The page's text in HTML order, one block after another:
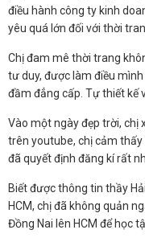
điều hành công ty kinh
yêu quá lớn đối với thời
Chị đam mê thời trang
tư duy, được làm điều
đầm đẳng cấp. Tự thiết kế
Vào một ngày đẹp trời, chị
trên youtube, chị cảm
đã quyết định đăng kí rất
Biết được thông tin thầy
HCM, chị đã không quản
Đồng Nai lên HCM để học